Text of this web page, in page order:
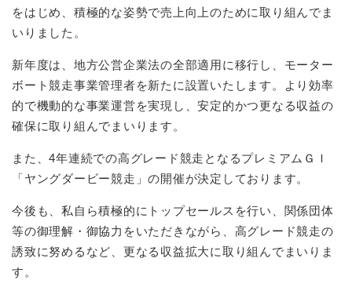
をはじめ、積極的な姿勢で売上向上のために取り組んでま
いりました。
新年度は、地方公営企業法の全部適用に移行し、モーター
ボート競走事業管理者を新たに設置いたします。より効率
的で機動的な事業運営を実現し、安定的かつ更なる収益の
確保に取り組んでまいります。
また、4年連続での高グレード競走となるプレミアムＧＩ
「ヤングダービー競走」の開催が決定しております。
今後も、私自ら積極的にトップセールスを行い、関係団体
等の御理解・御協力をいただきながら、高グレード競走の
誘致に努めるなど、更なる収益拡大に取り組んでまいりま
す。